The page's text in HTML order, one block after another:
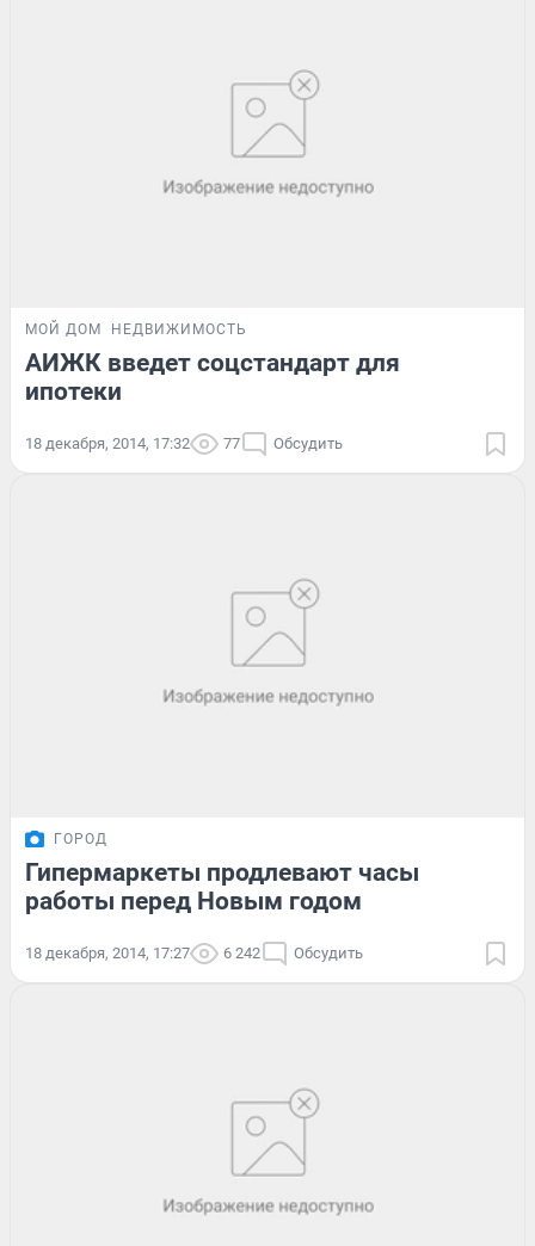
МОЙ ДОМ НЕДВИЖИМОСТЬ
АИЖК введет соцстандарт для
ипотеки
18 декабря, 2014, 17:32 77 Обсудить
ГОРОД
Гипермаркеты продлевают часы
работы перед Новым годом
18 декабря, 2014, 17:27 6 242 Обсудить